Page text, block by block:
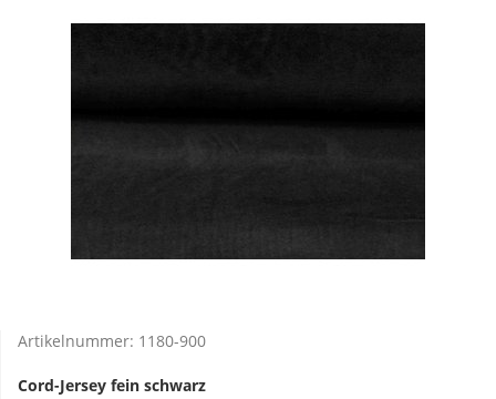
Artikelnummer: 1180-900
Cord-Jersey fein schwarz